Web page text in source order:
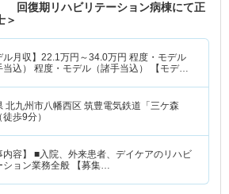
回復期リハビリテーション病棟にて正
＞
ル月収】 22.1万円～34.0万円 程度・モデル
当込） 程度・モデル（諸手当込） 【モデル
モデル（賞与込）
北九州市八幡西区 筑豊電気鉄道「三ケ森
歩9分）
内容】 ■入院、外来患者、デイケアのリハビ
リテーション業務全般 【募集…